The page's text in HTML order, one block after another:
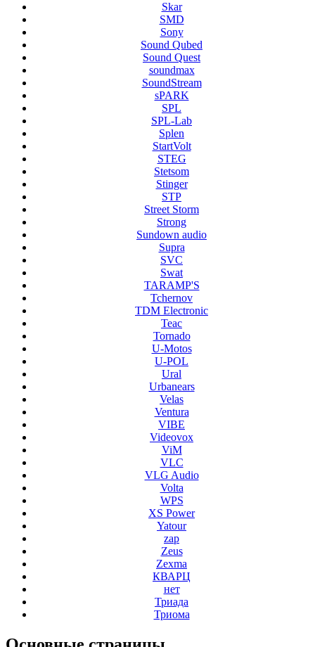
Skar
SMD
Sony
Sound Qubed
Sound Quest
soundmax
SoundStream
sPARK
SPL
SPL-Lab
Splen
StartVolt
STEG
Stetsom
Stinger
STP
Street Storm
Strong
Sundown audio
Supra
SVC
Swat
TARAMP'S
Tchernov
TDM Electronic
Teac
Tornado
U-Motos
U-POL
Ural
Urbanears
Velas
Ventura
VIBE
Videovox
ViM
VLC
VLG Audio
Volta
WPS
XS Power
Yatour
zap
Zeus
Zexma
КВАРЦ
нет
Триада
Триома